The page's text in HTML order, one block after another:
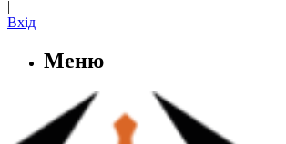
|
Вхід
Меню